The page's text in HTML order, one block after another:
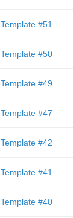
Template #51
Template #50
Template #49
Template #47
Template #42
Template #41
Template #40